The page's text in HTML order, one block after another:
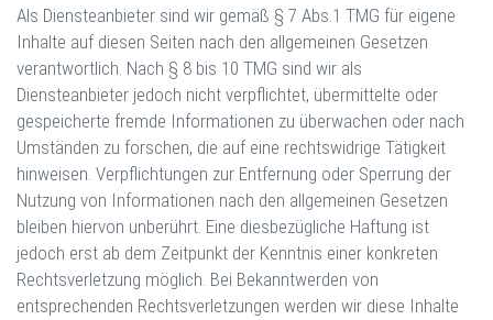
Als Diensteanbieter sind wir gemäß § 7 Abs.1 TMG für eigene
Inhalte auf diesen Seiten nach den allgemeinen Gesetzen
verantwortlich. Nach § 8 bis 10 TMG sind wir als
Diensteanbieter jedoch nicht verpflichtet, übermittelte oder
gespeicherte fremde Informationen zu überwachen oder nach
Umständen zu forschen, die auf eine rechtswidrige Tätigkeit
hinweisen. Verpflichtungen zur Entfernung oder Sperrung der
Nutzung von Informationen nach den allgemeinen Gesetzen
bleiben hiervon unberührt. Eine diesbezügliche Haftung ist
jedoch erst ab dem Zeitpunkt der Kenntnis einer konkreten
Rechtsverletzung möglich. Bei Bekanntwerden von
entsprechenden Rechtsverletzungen werden wir diese Inhalte